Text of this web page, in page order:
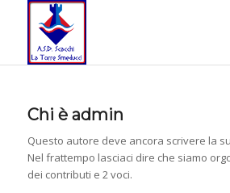
Chi è admin
Questo autore deve ancora scrivere la
Nel frattempo lasciaci dire che siamo
dei contributi e 2 voci.